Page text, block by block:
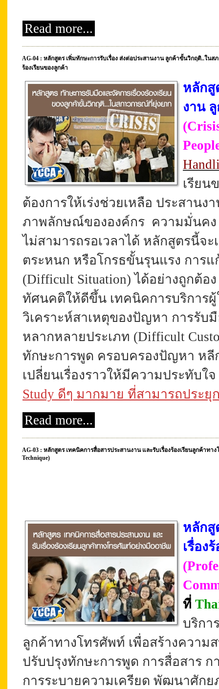
Read more...
AG-04 : หลักสูตร เพิ่มทักษะการรับเรื่อง ส่งต่อประสานงาน ลูกค้าขั้นวิกฤติ..ใน
ร้องเรียนของลูกค้า
หลักสู
งาน
เรียน
ต้องการให้เร่งช่วยเหลือ ประสาน
ภาพลักษณ์ขององค์กร ความมั่นคง
ไม่สามารถรอเวลาได้ หลักสูตรนี้
ตระหนก หรือโกรธขั้นรุนแรง กา
(Difficult Situation) ได้อย่างถูกต้อง
ทัศนคติให้ดีขึ้น เทคนิคการบริการ
วิเคราะห์สาเหตุของปัญหา การรั
หลากหลายประเภท (Difficult
ทักษะการพูด ครอบครองปัญหา หลี
เปลี่ยนเรื่องราวให้มีความประทับใจ
Study ดีๆ มากมาย ที่สามารถประยุ
Read more...
AG-03 : หลักสูตร เทคนิคการสื่อสารประสานงาน และรับเรื่องร้องเรียนลูกค้าทา
Technique)
หลักสู
เรื่อง
ที่
บริกา
ลูกค้าทางโทรศัพท์ เพื่อสร้างควา
ปรับปรุงทักษะการพูด การสื่อสาร
การระบายความเครียด พัฒนาศักย